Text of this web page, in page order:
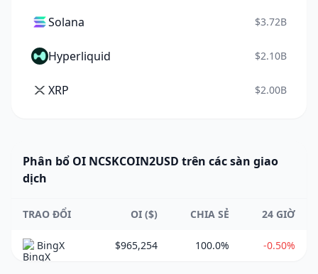
Solana $3.72B
Hyperliquid $2.10B
XRP $2.00B
Phân bổ OI NCSKCOIN2USD trên các sàn giao
dịch
TRAO ĐỔI OI ($) CHIA SẺ 24 GIỜ
BingX $965,254 100.0% -0.50%